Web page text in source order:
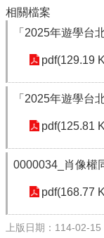
入
平
主
選
識
本
相關檔案
「2025年遊學台
pdf(129.19
「2025年遊學台
pdf(125.81
0000034_肖像權
pdf(168.77
上版日期：114-02-15